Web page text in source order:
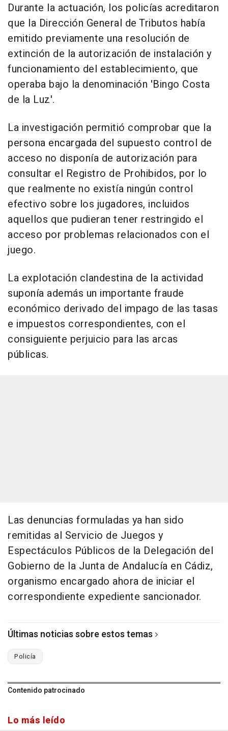
Durante la actuación, los policías acreditaron
que la Dirección General de Tributos había
emitido previamente una resolución de
extinción de la autorización de instalación y
funcionamiento del establecimiento, que
operaba bajo la denominación 'Bingo Costa
de la Luz'.
La investigación permitió comprobar que la
persona encargada del supuesto control de
acceso no disponía de autorización para
consultar el Registro de Prohibidos, por lo
que realmente no existía ningún control
efectivo sobre los jugadores, incluidos
aquellos que pudieran tener restringido el
acceso por problemas relacionados con el
juego.
La explotación clandestina de la actividad
suponía además un importante fraude
económico derivado del impago de las tasas
e impuestos correspondientes, con el
consiguiente perjuicio para las arcas
públicas.
Las denuncias formuladas ya han sido
remitidas al Servicio de Juegos y
Espectáculos Públicos de la Delegación del
Gobierno de la Junta de Andalucía en Cádiz,
organismo encargado ahora de iniciar el
correspondiente expediente sancionador.
Últimas noticias sobre estos temas
Policía
Contenido patrocinado
Lo más leído